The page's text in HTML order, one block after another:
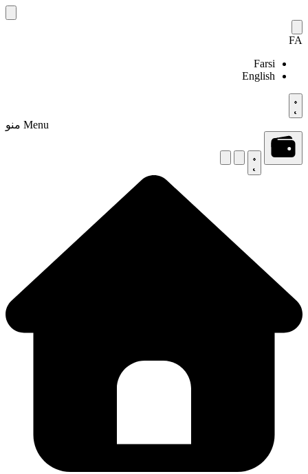
Skip
to
FA
Farsi
English
منو Menu